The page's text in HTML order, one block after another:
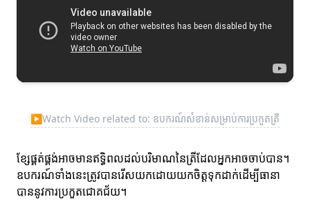
▶Watch Video related to: ឧបករណ៍សំខាន់សម្រាប់ការប្រកួតត្រី
ខ្សែផ្គត់ផ្គង់អាចមានឥទ្ធិពលដល់បរិមាណនៃត្រីដែលអ្នកអាចចាប់បាន។
ឧបករណ៍ទាំងនេះត្រូវបានរើសយកដោយយកចិត្តទុកដាក់ដើម្បីធានា
បាននូវការប្រកួតជោគជ័យ។